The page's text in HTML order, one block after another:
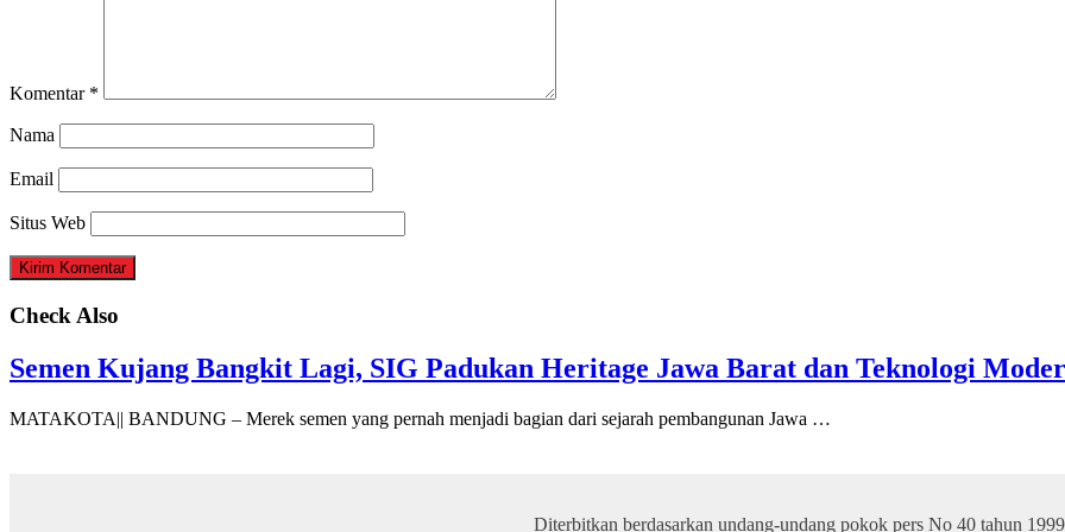
Komentar *
Nama
Email
Situs Web
Check Also
Semen Kujang Bangkit Lagi, SIG Padukan Heritage Jawa Barat dan Teknologi
MATAKOTA|| BANDUNG – Merek semen yang pernah menjadi bagian dari sejarah pembangunan Jawa …
Diterbitkan berdasarkan undang-undang pokok pers No 40 tahun 1999